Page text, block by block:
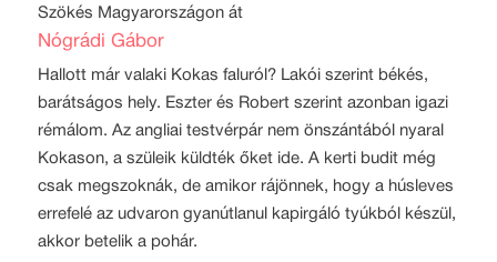
Szökés Magyarországon át
Nógrádi Gábor
Hallott már valaki Kokas faluról? Lakói szerint békés,
barátságos hely. Eszter és Robert szerint azonban igazi
rémálom. Az angliai testvérpár nem önszántából nyaral
Kokason, a szüleik küldték őket ide. A kerti budit még
csak megszoknák, de amikor rájönnek, hogy a húsleves
errefelé az udvaron gyanútlanul kapirgáló tyúkból készül,
akkor betelik a pohár.